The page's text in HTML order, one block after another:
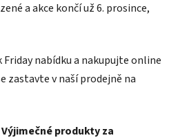
a akce končí už 6. prosince,
nabídku a nakupujte online
zastavte v naší prodejně na
produkty za